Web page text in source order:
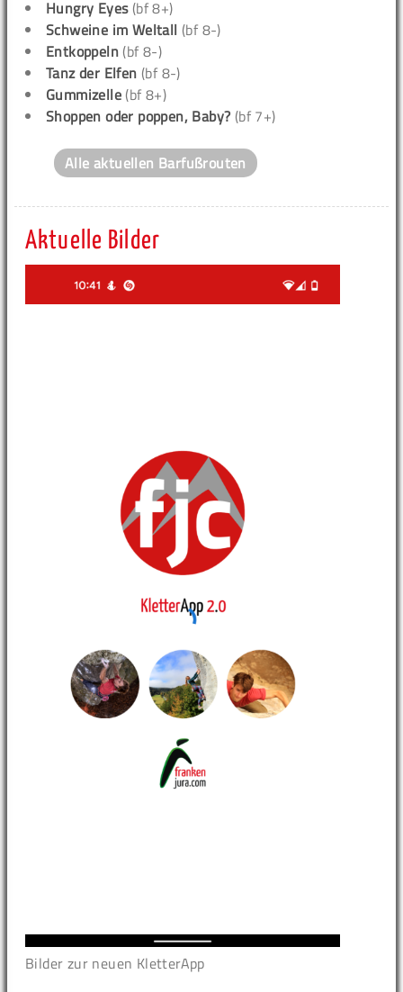
Hungry Eyes(bf 8+)
Schweine im Weltall (bf 8-)
Entkoppeln (bf 8-)
Tanz der Elfen (bf 8-)
Gummizelle (bf 8+)
Shoppen oder poppen, Baby? (bf 7+)
Alle aktuellen Barfußrouten
Aktuelle Bilder
Bilder zur neuen KletterApp